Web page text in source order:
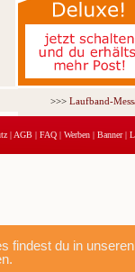
findest du in unseren
>>>Laufband-
| AGB | FAQ | Werben | Banner|